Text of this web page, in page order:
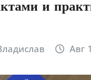
и
Авг